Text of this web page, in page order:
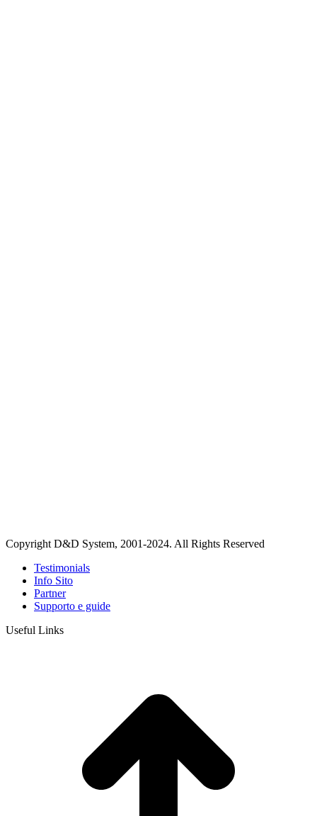
Copyright D&D System, 2001-2024. All Rights Reserved
Testimonials
Info Sito
Partner
Supporto e guide
Useful Links